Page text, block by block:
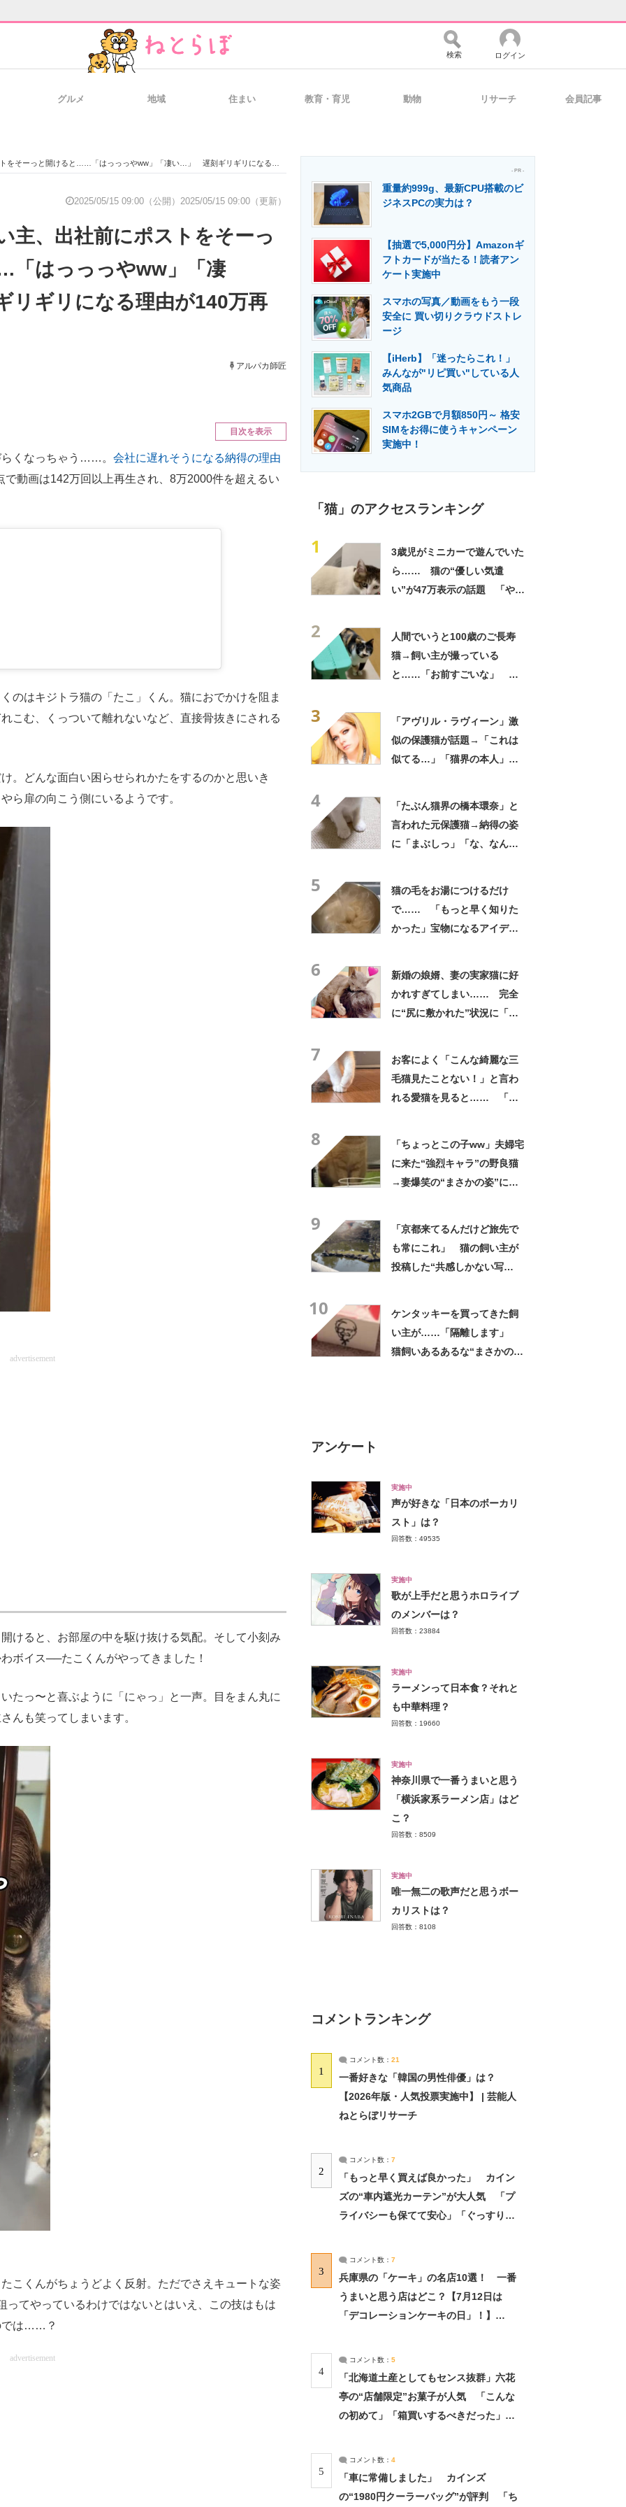
経営リーダーのコミュニティ マーケ×ITの今がよく分かる
製造業のIT導入・活用を支援
エネルギーの専門メディア 建設×テクノロジーの最前線
検索 ログイン
グルメ 地域 住まい 教育・育児 動物 リサーチ 会員記事
ーっと開けると……「はっっっやww」「凄い…」 遅刻ギリギリになる理由が140万再生
2025/05/15 09:00（公開） 2025/05/15 09:00（更新）
主、出社前にポストをそーっ
はっっっやww」「凄
ギリになる理由が140万再
アルパカ師匠
目次を表示
くなっちゃう……。 会社に遅れそうになる納得の理由
動画は142万回以上再生され、8万2000件を超えるい
はキジトラ猫の「たこ」くん。猫におでかけを阻ま
こむ、くっついて離れないなど、直接骨抜きにされる
どんな面白い困らせられかたをするのかと思いき
ら扉の向こう側にいるようです。
advertisement
ると、お部屋の中を駆け抜ける気配。そして小刻み
ボイス──たこくんがやってきました！
っ〜と喜ぶように「にゃっ」と一声。目をまん丸に
んも笑ってしまいます。
くんがちょうどよく反射。ただでさえキュートな姿
てやっているわけではないとはいえ、この技はもは
では……？
advertisement
- PR -
重量約999g、最新CPU搭載のビ
ジネスPCの実力は？
【抽選で5,000円分】Amazonギ
フトカードが当たる！読者アン
ケート実施中
スマホの写真／動画をもう一段
安全に 買い切りクラウドストレ
ージ
【iHerb】「迷ったらこれ！」
みんなが"リピ買い"している人
気商品
スマホ2GBで月額850円～ 格安
SIMをお得に使うキャンペーン
実施中！
「猫」のアクセスランキング
1
3歳児がミニカーで遊んでいた
ら…… 猫の“優しい気遣
い”が47万表示の話題 「やさ
2
人間でいうと100歳のご長寿
猫→飼い主が撮っている
と……「お前すごいな」 驚
3
「アヴリル・ラヴィーン」激
似の保護猫が話題→「これは
似てる…」「猫界の本人」
4
「たぶん猫界の橋本環奈」と
言われた元保護猫→納得の姿
に「まぶしっ」「な、なんと
5
猫の毛をお湯につけるだけ
で…… 「もっと早く知りた
かった」宝物になるアイデア
6
新婚の娘婿、妻の実家猫に好
かれすぎてしまい…… 完全
に“尻に敷かれた”状況に「イ
7
お客によく「こんな綺麗な三
毛猫見たことない！」と言わ
れる愛猫を見ると…… 「橋
8
「ちょっとこの子ww」夫婦宅
に来た“強烈キャラ”の野良猫
→妻爆笑の“まさかの姿”に
9
「京都来てるんだけど旅先で
も常にこれ」 猫の飼い主が
投稿した“共感しかない写
10
ケンタッキーを買ってきた飼
い主が……「隔離します」
猫飼いあるあるな“まさかの光
アンケート
実施中
声が好きな「日本のボーカリ
スト」は？
回答数：49535
実施中
歌が上手だと思うホロライブ
のメンバーは？
回答数：23884
実施中
ラーメンって日本食？それと
も中華料理？
回答数：19660
実施中
神奈川県で一番うまいと思う
「横浜家系ラーメン店」はど
こ？
回答数：8509
実施中
唯一無二の歌声だと思うボー
カリストは？
回答数：8108
コメントランキング
1
コメント数： 21
一番好きな「韓国の男性俳優」は？
【2026年版・人気投票実施中】 | 芸能人
ねとらぼリサーチ
2
コメント数： 7
「もっと早く買えば良かった」 カイン
ズの“車内遮光カーテン”が大人気 「プ
ライバシーも保てて安心」「ぐっすり眠
3
コメント数： 7
兵庫県の「ケーキ」の名店10選！ 一番
うまいと思う店はどこ？【7月12日は
「デコレーションケーキの日」！】
4
コメント数： 5
「北海道土産としてもセンス抜群」六花
亭の“店舗限定”お菓子が人気 「こんな
の初めて」「箱買いするべきだった」
5
コメント数： 4
「車に常備しました」 カインズ
の“1980円クーラーバッグ”が評判 「ち